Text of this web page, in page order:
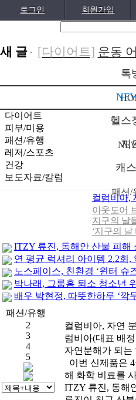
로그인 회원가입
새 글 [다이어트] 운동
[05-19]
컬럼
[04-22]
ITZY
해 성금 5..[04-12]
[보도자료/칼럼]
배트맨콜라·..
[건강]
위..[04-01]
[건강]
능..[03-29]
[건강]
봄에 심해
[03-28]
[보도자료/칼럼]
간 ‘오키친 ..[03-28]
[보도자료/칼럼]
잡고 ‘갓생폭..[05-
무조건 탄
줄..[05-19]
톡
헬스
지
캐
패션/
다이어트
피부/미용
패션/유행
레저/스포츠
건강
보도자료/칼럼
컬럼비아,
아웃도어
지구의 날
‘지구의 날
ITZY 류진, 동해안 산불 피해
연 평균 럭셔리 아이템 2.2회,
노스페이스, 친환경 ‘윈터 슈
박나래, 그룹홈 퇴소 청소년
배우 박현정, 따뜻한하루 ‘깍
패션/유행
컬럼비아, 자연
럼비아(대표 배
자연분해가 되는
이번 신제품은
해 화학 비료를
ITZY 류진, 동해
2
3
4
5